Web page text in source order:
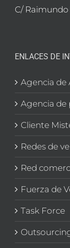
C/
ENLACES DE
Agencia de
Agencia
Cliente
Redes de
Red
Fuerza de
Task Force